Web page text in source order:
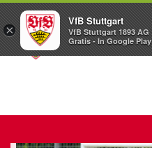
×
VfB Stuttgart
VfB Stuttgart 1893 AG
Gratis - In Google Play